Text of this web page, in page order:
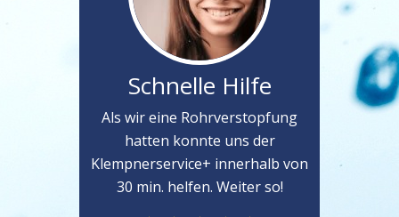
Schnelle Hilfe
Als wir eine Rohrverstopfung
hatten konnte uns der
Klempnerservice+ innerhalb von
30 min. helfen. Weiter so!